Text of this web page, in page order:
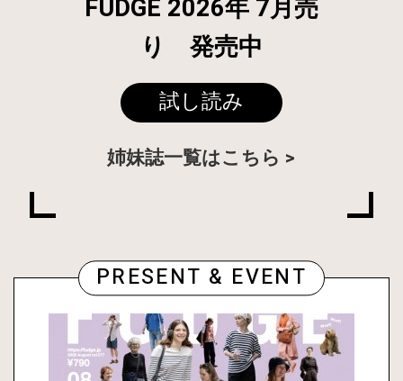
FUDGE 2026年 7月売
り 発売中
試し読み
姉妹誌一覧はこちら
PRESENT & EVENT